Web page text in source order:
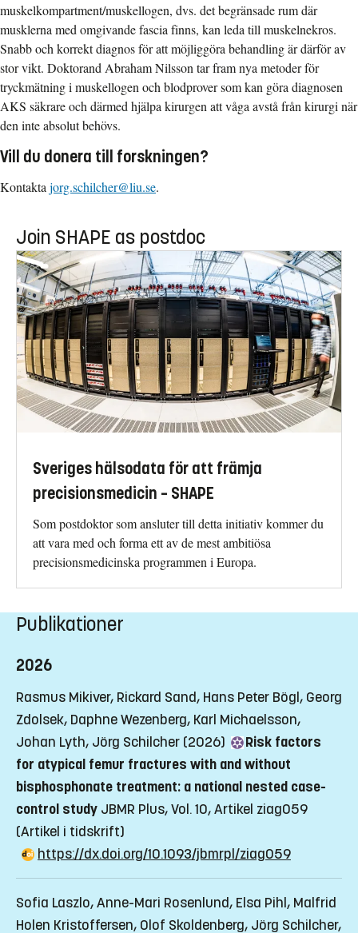
muskelkompartment/muskellogen, dvs. det begränsade rum där
musklerna med omgivande fascia finns, kan leda till muskelnekros.
Snabb och korrekt diagnos för att möjliggöra behandling är därför av
stor vikt. Doktorand Abraham Nilsson tar fram nya metoder för
tryckmätning i muskellogen och blodprover som kan göra diagnosen
AKS säkrare och därmed hjälpa kirurgen att våga avstå från kirurgi när
den inte absolut behövs.
Vill du donera till forskningen?
Kontakta jorg.schilcher@liu.se.
Join SHAPE as postdoc
Sveriges hälsodata för att främja
precisionsmedicin – SHAPE
Som postdoktor som ansluter till detta initiativ kommer du
att vara med och forma ett av de mest ambitiösa
precisionsmedicinska programmen i Europa.
Publikationer
2026
Rasmus Mikiver, Rickard Sand, Hans Peter Bögl, Georg
Zdolsek, Daphne Wezenberg, Karl Michaelsson,
Johan Lyth, Jörg Schilcher (2026)
Risk factors
for atypical femur fractures with and without
bisphosphonate treatment: a national nested case-
control study JBMR Plus, Vol. 10, Artikel ziag059
(Artikel i tidskrift)
https://dx.doi.org/10.1093/jbmrpl/ziag059
Sofia Laszlo, Anne-Mari Rosenlund, Elsa Pihl, Malfrid
Holen Kristoffersen, Olof Skoldenberg, Jörg Schilcher,